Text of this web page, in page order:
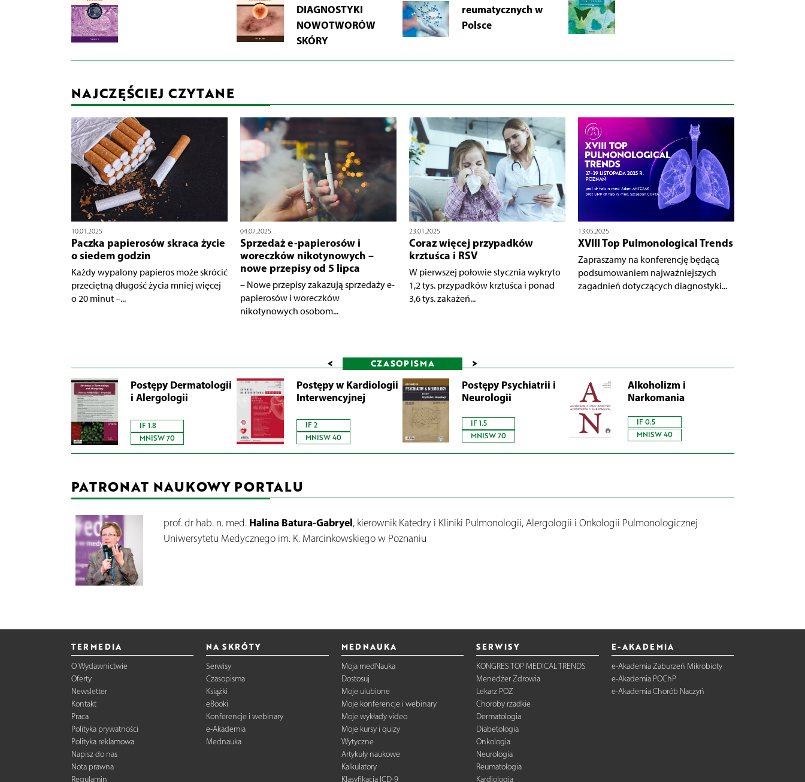
DIAGNOSTYKI
NOWOTWORÓW
SKÓRY
reumatycznych w
Polsce
NAJCZĘŚCIEJ CZYTANE
10.01.2025
Paczka papierosów skraca życie
o siedem godzin
Każdy wypalony papieros może skrócić
przeciętną długość życia mniej więcej
o 20 minut –...
04.07.2025
Sprzedaż e-papierosów i
woreczków nikotynowych –
nowe przepisy od 5 lipca
– Nowe przepisy zakazują sprzedaży e-
papierosów i woreczków
nikotynowych osobom...
23.01.2025
Coraz więcej przypadków
krztuśca i RSV
W pierwszej połowie stycznia wykryto
1,2 tys. przypadków krztuśca i ponad
3,6 tys. zakażeń...
13.05.2025
XVIII Top Pulmonological Trends
Zapraszamy na konferencję będącą
podsumowaniem najważniejszych
zagadnień dotyczących diagnostyki...
< CZASOPISMA >
Postępy Dermatologii
i Alergologii
IF 1.8
MNISW 70
Postępy w Kardiologii
Interwencyjnej
IF 2
MNISW 40
Postępy Psychiatrii i
Neurologii
IF 1.5
MNISW 70
Alkoholizm i
Narkomania
IF 0.5
MNISW 40
PATRONAT NAUKOWY PORTALU
prof. dr hab. n. med. Halina Batura-Gabryel, kierownik Katedry i Kliniki Pulmonologii, Alergologii i Onkologii Pulmonologicznej
Uniwersytetu Medycznego im. K. Marcinkowskiego w Poznaniu
TERMEDIA
O Wydawnictwie
Oferty
Newsletter
Kontakt
Praca
Polityka prywatności
Polityka reklamowa
Napisz do nas
Nota prawna
Regulamin
NA SKRÓTY
Serwisy
Czasopisma
Książki
eBooki
Konferencje i webinary
e-Akademia
Mednauka
MEDNAUKA
Moja medNauka
Dostosuj
Moje ulubione
Moje konferencje i webinary
Moje wykłady video
Moje kursy i quizy
Wytyczne
Artykuły naukowe
Kalkulatory
Klasyfikacja ICD-9
SERWISY
KONGRES TOP MEDICAL TRENDS
Menedżer Zdrowia
Lekarz POZ
Choroby rzadkie
Dermatologia
Diabetologia
Onkologia
Neurologia
Reumatologia
Kardiologia
E-AKADEMIA
e-Akademia Zaburzeń Mikrobioty
e-Akademia POChP
e-Akademia Chorób Naczyń